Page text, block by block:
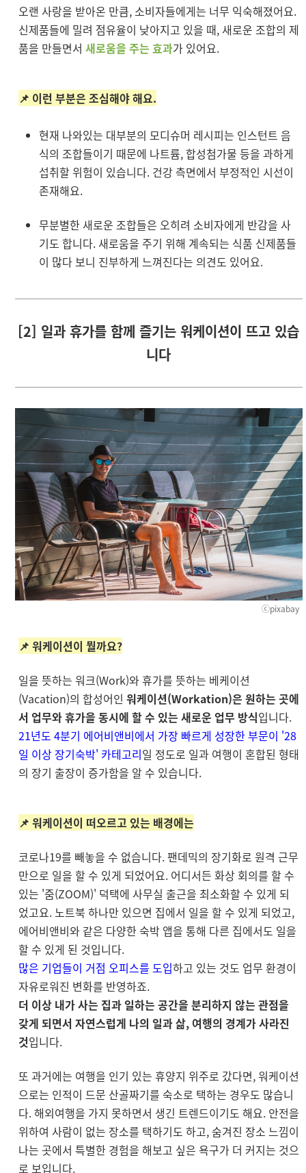
오랜 사랑을 받아온 만큼, 소비자들에게는 너무 익숙해졌어요.
신제품들에 밀려 점유율이 낮아지고 있을 때, 새로운 조합의 제
품을 만들면서 새로움을 주는 효과가 있어요.
📌 이런 부분은 조심해야 해요.
현재 나와있는 대부분의 모디슈머 레시피는 인스턴트 음
식의 조합들이기 때문에 나트륨, 합성첨가물 등을 과하게
섭취할 위험이 있습니다. 건강 측면에서 부정적인 시선이
존재해요.
무분별한 새로운 조합들은 오히려 소비자에게 반감을 사
기도 합니다. 새로움을 주기 위해 계속되는 식품 신제품들
이 많다 보니 진부하게 느껴진다는 의견도 있어요.
[2] 일과 휴가를 함께 즐기는 워케이션이 뜨고 있습
니다
ⓒpixabay
📌 워케이션이 뭘까요?
일을 뜻하는 워크(Work)와 휴가를 뜻하는 베케이션
(Vacation)의 합성어인 워케이션(Workation)은 원하는 곳에
서 업무와 휴가을 동시에 할 수 있는 새로운 업무 방식입니다.
21년도 4분기 에어비앤비에서 가장 빠르게 성장한 부문이 '28
일 이상 장기숙박' 카테고리일 정도로 일과 여행이 혼합된 형태
의 장기 출장이 증가함을 알 수 있습니다.
📌 워케이션이 떠오르고 있는 배경에는
코로나19를 빼놓을 수 없습니다. 팬데믹의 장기화로 원격 근무
만으로 일을 할 수 있게 되었어요. 어디서든 화상 회의를 할 수
있는 '줌(ZOOM)' 덕택에 사무실 출근을 최소화할 수 있게 되
었고요. 노트북 하나만 있으면 집에서 일을 할 수 있게 되었고,
에어비앤비와 같은 다양한 숙박 앱을 통해 다른 집에서도 일을
할 수 있게 된 것입니다.
많은 기업들이 거점 오피스를 도입하고 있는 것도 업무 환경이
자유로워진 변화를 반영하죠.
더 이상 내가 사는 집과 일하는 공간을 분리하지 않는 관점을
갖게 되면서 자연스럽게 나의 일과 삶, 여행의 경계가 사라진
것입니다.
또 과거에는 여행을 인기 있는 휴양지 위주로 갔다면, 워케이션
으로는 인적이 드문 산골짜기를 숙소로 택하는 경우도 많습니
다. 해외여행을 가지 못하면서 생긴 트렌드이기도 해요. 안전을
위하여 사람이 없는 장소를 택하기도 하고, 숨겨진 장소 느낌이
나는 곳에서 특별한 경험을 해보고 싶은 욕구가 더 커지는 것으
로 보입니다.